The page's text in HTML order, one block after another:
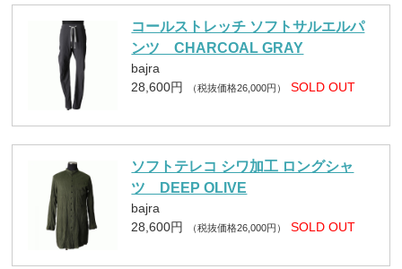
コールストレッチ ソフトサルエルパ
ンツ CHARCOAL GRAY
bajra
28,600円
（税抜価格26,000円） SOLD OUT
ソフトテレコ シワ加工 ロングシャ
ツ DEEP OLIVE
bajra
28,600円
（税抜価格26,000円） SOLD OUT